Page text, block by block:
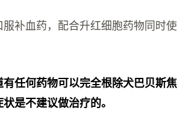
服补血药，配合升红细胞药物同时使
有任何药物可以完全根除犬巴贝斯焦
是不建议做治疗的。